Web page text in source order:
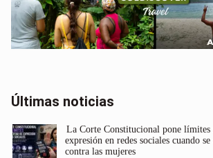
Últimas noticias
La Corte Constitucional pone límites
expresión en redes sociales cuando
contra las mujeres